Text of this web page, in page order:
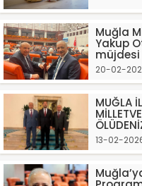
Muğla
Yakup
müjdesi
20-02-
MUĞLA
13-02-